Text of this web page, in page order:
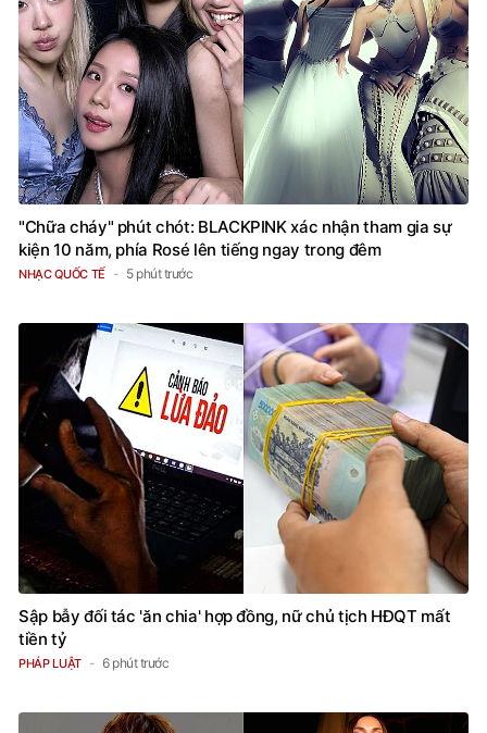
"Chữa cháy" phút chót: BLACKPINK xác nhận tham gia sự
kiện 10 năm, phía Rosé lên tiếng ngay trong đêm
NHẠC QUỐC TẾ 5 phút trước
Sập bẫy đối tác 'ăn chia' hợp đồng, nữ chủ tịch HĐQT mất
tiền tỷ
PHÁP LUẬT 6 phút trước